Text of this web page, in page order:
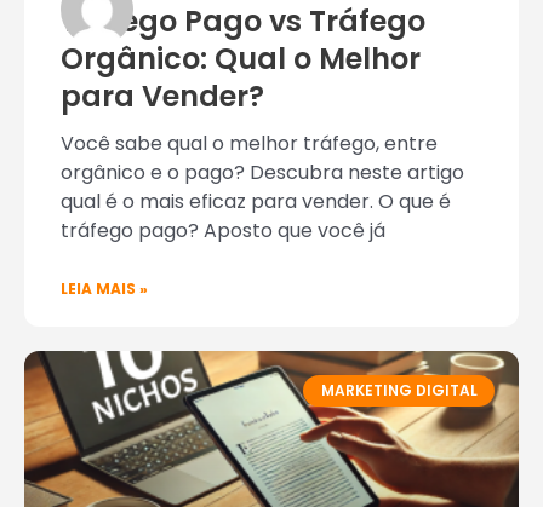
Tráfego Pago vs Tráfego
Orgânico: Qual o Melhor
para Vender?
Você sabe qual o melhor tráfego, entre
orgânico e o pago? Descubra neste artigo
qual é o mais eficaz para vender. O que é
tráfego pago? Aposto que você já
LEIA MAIS »
MARKETING DIGITAL